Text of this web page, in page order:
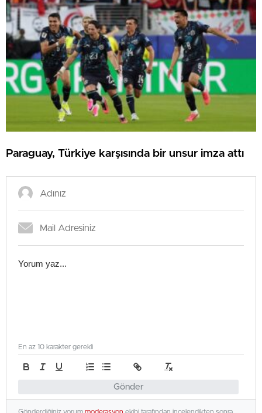
Paraguay, Türkiye karşısında bir unsur imza attı
Gönder
En az 10 karakter gerekli